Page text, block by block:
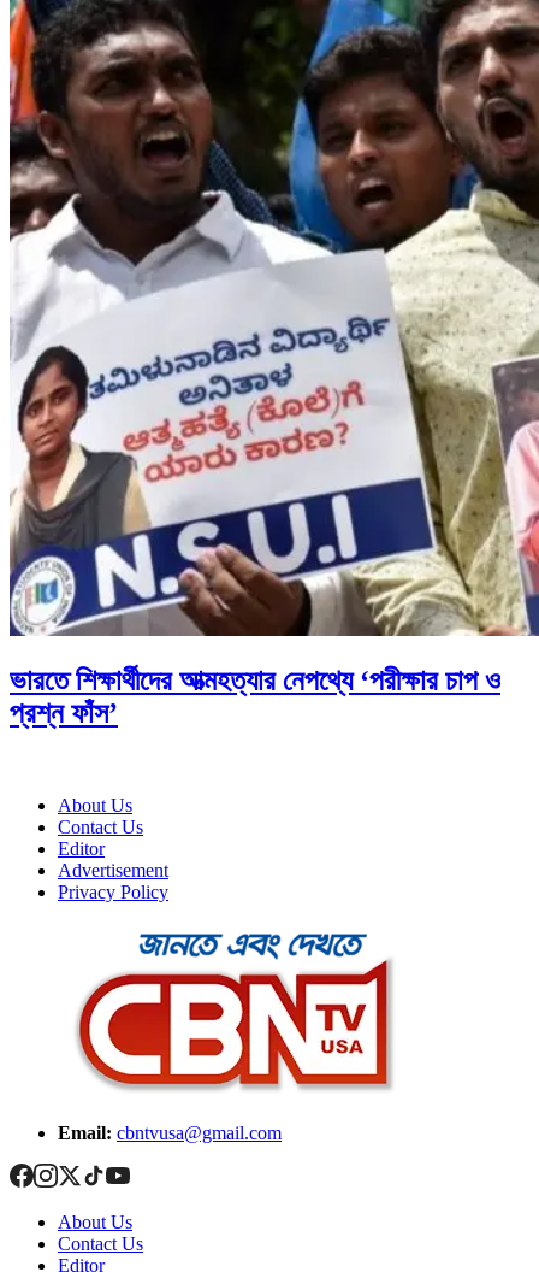
ভারতে শিক্ষার্থীদের আত্মহত্যার নেপথ্যে ‘পরীক্ষার চাপ ও
প্রশ্ন ফাঁস’
About Us
Contact Us
Editor
Advertisement
Privacy Policy
Email: cbntvusa@gmail.com
About Us
Contact Us
Editor